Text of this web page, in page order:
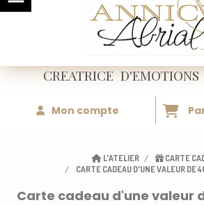
CREATRICED'EMOTIONS
Mon compte
L'ATELIER
CARTE
CARTE CADEAU D'UNE VALEUR DE
Carte cadeau d'une valeur